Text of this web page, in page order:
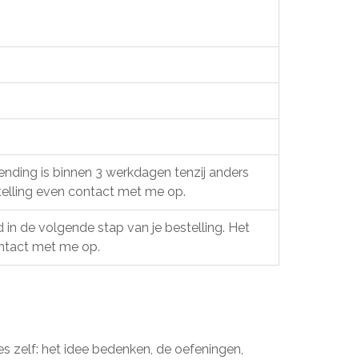
is binnen 3 werkdagen tenzij anders
even contact met me op.
de volgende stap van je bestelling. Het
met me op.
zelf: het idee bedenken, de oefeningen,